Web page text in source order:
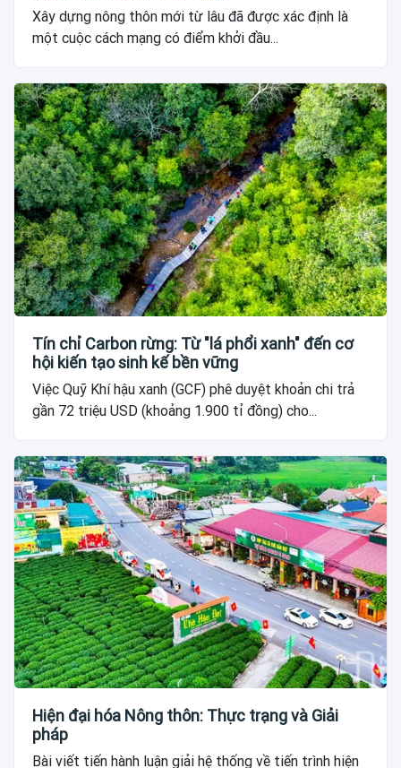
Xây dựng nông thôn mới từ lâu đã được xác định là
một cuộc cách mạng có điểm khởi đầu...
Tín chỉ Carbon rừng: Từ "lá phổi xanh" đến cơ
hội kiến tạo sinh kế bền vững
Việc Quỹ Khí hậu xanh (GCF) phê duyệt khoản chi trả
gần 72 triệu USD (khoảng 1.900 tỉ đồng) cho...
Hiện đại hóa Nông thôn: Thực trạng và Giải
pháp
Bài viết tiến hành luận giải hệ thống về tiến trình hiện